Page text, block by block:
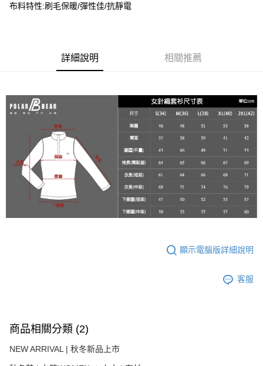
AFTEE先享後付是「在收到商品之後才付款」的支付方式。 讓您購物簡單
【「AFTEE先享後付」結帳流程】
２．訂單成立數日內，您將收到繳費通知簡訊。
３．收到繳費通知簡訊後14天內，點擊此簡訊中的連結，可透過四大超商／
ATM／網路銀行／等多元方式進行付款，方視為交易完成。
※ 請注意：結帳手續完成當下不需立刻繳費，但若您需要取消訂單，請聯絡
購買商品的店家。未經商家同意取消之訂單仍視為有效，需透過AFTEE先享
後付繳納相關費用。
※ 交易是否成功請以「AFTEE先享後付 」之結帳頁面顯示為準，若有關於
是否繳費成功／繳費後需取消欲退款等相關疑問，請聯繫「AFTEE先享後付
客戶支援中心」
https://netprotections.freshdesk.com/support/home
【注意事項】
１．透過由恩沛科技股份有限公司提供之「AFTEE先享後付」服務完成之交
「AFTEE先享後付」，若未經同意申辦者引起之損失，本公司不負相關責
請求用戶進行身份認證。
５．嚴禁一人註冊多個帳號或使用他人資訊註冊。若發現惡意使用之情形，
恩沛科技股份有限公司將有權停止該用戶之使用額度並採取法律行動。
運送方式
7-11取貨付款
宅配
新竹物流
每筆NT$100，滿NT$3,000(含以上)免運費
布料特性:刷毛保暖/彈性佳/抗靜電
詳細說明 相關推薦
顯示電腦版詳細說明
客服
商品相關分類 (2)
NEW ARRIVAL | 秋冬新品上市